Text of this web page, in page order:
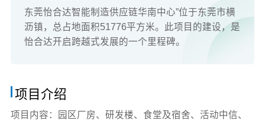
东莞怡合达智能制造供应链华南中心”位于东莞市横
沥镇，总占地面积51776平方米。此项目的建设，是
怡合达开启跨越式发展的一个里程碑。
项目介绍
项目内容：园区厂房、研发楼、食堂及宿舍、活动中信、